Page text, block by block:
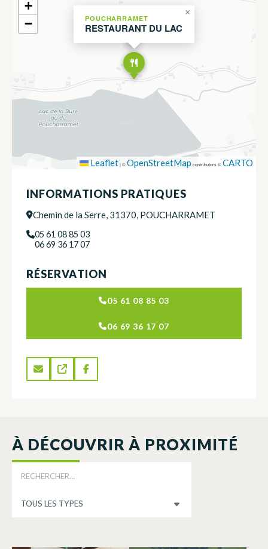
POUCHARRAMET
RESTAURANT DU LAC
×
+
−
Leaflet|©OpenStreetMap contributors ©CARTO
INFORMATIONS PRATIQUES
Chemin de la Serre, 31370, POUCHARRAMET
05 61 08 85 03
06 69 36 17 07
RÉSERVATION
05 61 08 85 03
06 69 36 17 07
À DÉCOUVRIR À PROXIMITÉ